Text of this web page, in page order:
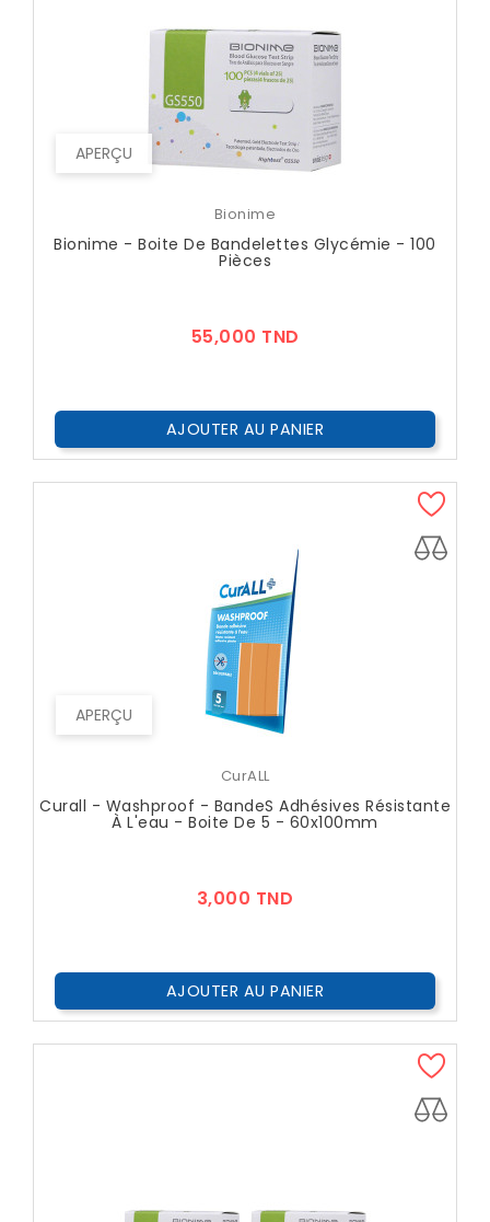
APERÇU
Bionime
Bionime - Boite De Bandelettes Glycémie - 100
Pièces
55,000 TND
AJOUTER AU PANIER
APERÇU
CurALL
Curall - Washproof - BandeS Adhésives Résistante
À L'eau - Boite De 5 - 60x100mm
3,000 TND
AJOUTER AU PANIER